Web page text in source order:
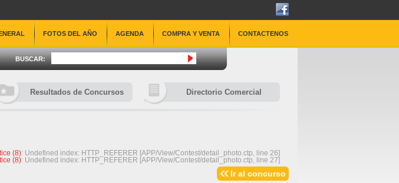
FOTOS DEL AÑO AGENDA COMPRA Y VENTA CONTACTENOS
BUSCAR:
Resultados de Concursos Directorio Comercial
(8): Undefined index: HTTP_REFERER [APP/View/Contest/detail_photo.ctp, line 26]
(8): Undefined index: HTTP_REFERER [APP/View/Contest/detail_photo.ctp, line 27]
Ir al concurso